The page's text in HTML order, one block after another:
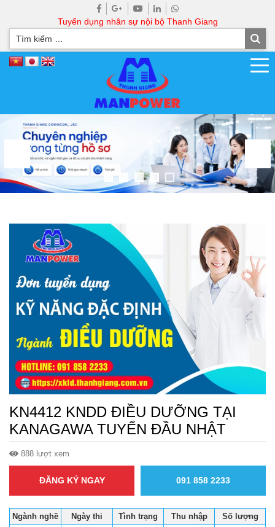
Tuyển dụng nhân sự nội bộ Thanh Giang
KN4412 KNDD ĐIỀU DƯỠNG TẠI
KANAGAWA TUYỂN ĐẦU NHẬT
888 lượt xem
ĐĂNG KÝ NGAY 091 858 2233
Ngành nghề Ngày thi Tình trạng Thu nhập Số lượng